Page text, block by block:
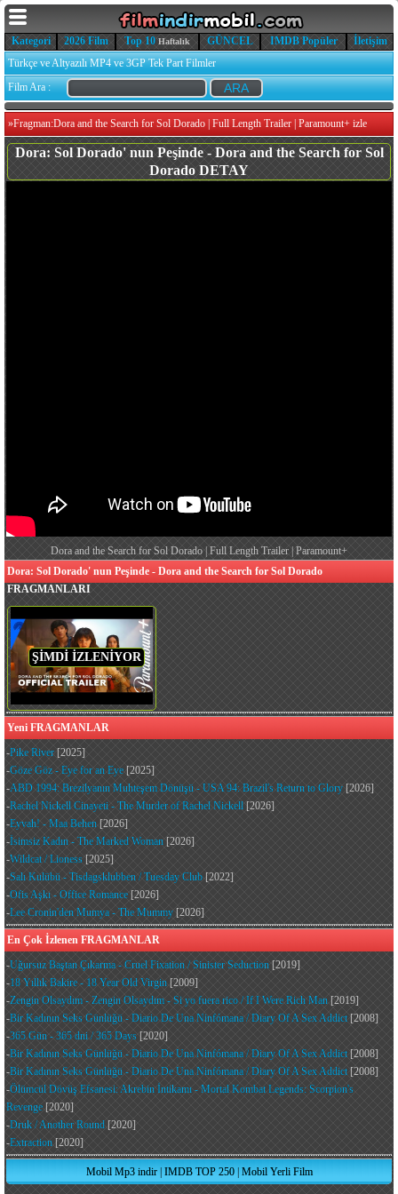
Kategori 2026 Film Top 10 Haftalık GÜNCEL IMDB Popüler
İletişim
Türkçe ve Altyazılı MP4 ve 3GP Tek Part Filmler
Film Ara :
»Fragman:Dora and the Search for Sol Dorado | Full Length Trailer | Paramount+ izle
Dora: Sol Dorado' nun Peşinde - Dora and the Search for Sol
Dorado DETAY
Dora and the Search for Sol Dorado | Full Length Trailer | Paramount+
Dora: Sol Dorado' nun Peşinde - Dora and the Search for Sol Dorado
FRAGMANLARI
ŞİMDİ İZLENİYOR
Yeni FRAGMANLAR
-Pike River [2025]
-Göze Göz - Eye for an Eye [2025]
-ABD 1994: Brezilyanın Muhteşem Dönüşü - USA 94: Brazil's Return to Glory [2026]
-Rachel Nickell Cinayeti - The Murder of Rachel Nickell [2026]
-Eyvah! - Maa Behen [2026]
-İsimsiz Kadın - The Marked Woman [2026]
-Wildcat / Lioness [2025]
-Salı Kulübü - Tisdagsklubben / Tuesday Club [2022]
-Ofis Aşkı - Office Romance [2026]
-Lee Cronin'den Mumya - The Mummy [2026]
En Çok İzlenen FRAGMANLAR
-Uğursuz Baştan Çıkarma - Cruel Fixation / Sinister Seduction [2019]
-18 Yıllık Bakire - 18 Year Old Virgin [2009]
-Zengin Olsaydım - Zengin Olsaydım - Si yo fuera rico / If I Were Rich Man [2019]
-Bir Kadının Seks Günlüğü - Diario De Una Ninfómana / Diary Of A Sex Addict[2008]
-365 Gün - 365 dni / 365 Days [2020]
-Bir Kadının Seks Günlüğü - Diario De Una Ninfómana / Diary Of A Sex Addict[2008]
-Bir Kadının Seks Günlüğü - Diario De Una Ninfómana / Diary Of A Sex Addict[2008]
-Ölümcül Dövüş Efsanesi: Akrebin İntikamı - Mortal Kombat Legends: Scorpion's
Revenge [2020]
-Druk / Another Round [2020]
-Extraction [2020]
Mobil Mp3 indir| IMDB TOP 250| Mobil Yerli Film